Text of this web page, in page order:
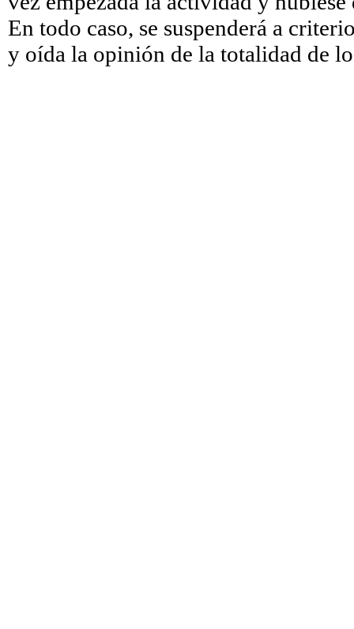
En todo caso, se suspenderá a
y oída la opinión de la totalidad de